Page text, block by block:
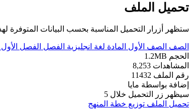
تحميل الملف
ستظهر أزرار التحميل المناسبة بحسب البيانات المتوفرة
الصف الصف الأول المادة لغة انجليزية الفصل الفصل الأول
الحجم 1.2MB
المشاهدات 8,253
رقم الملف 11432
إضافة بواسطة مايا
سيظهر زر التحميل خلال 5
تحميل الملف توزيع خطة المنهج